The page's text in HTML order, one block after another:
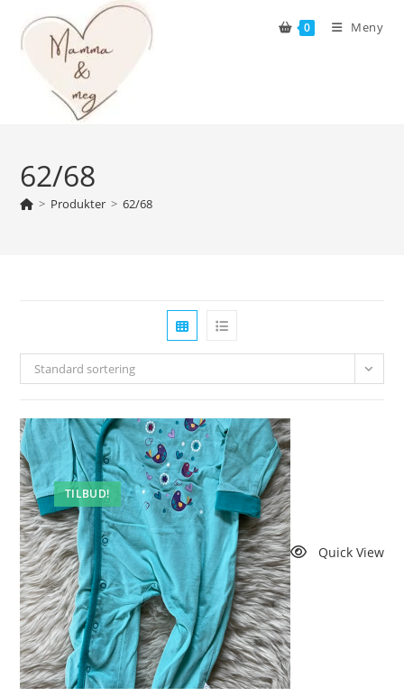
content
0 Meny
62/68
> Produkter > 62/68
Standard sortering
TILBUD!
Quick View